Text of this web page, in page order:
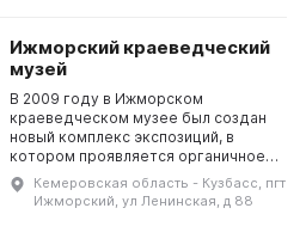
Ижморский краеведческий
музей
В 2009 году в Ижморском
краеведческом музее был создан
новый комплекс экспозиций, в
котором проявляется органичное
сочетание разделов выставки, их
открытый характер и возможность
оперативного обновлен...
Кемеровская область - Кузбасс, пгт
Ижморский, ул Ленинская, д 88